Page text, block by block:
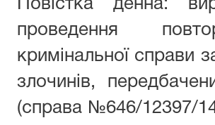
Повістка денна:
проведення
кримінальної справи
злочинів,
(справа №646/12397/